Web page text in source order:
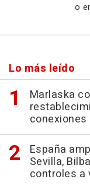
o
Lo más leído
Marlaska
España
Sevilla,
controles a